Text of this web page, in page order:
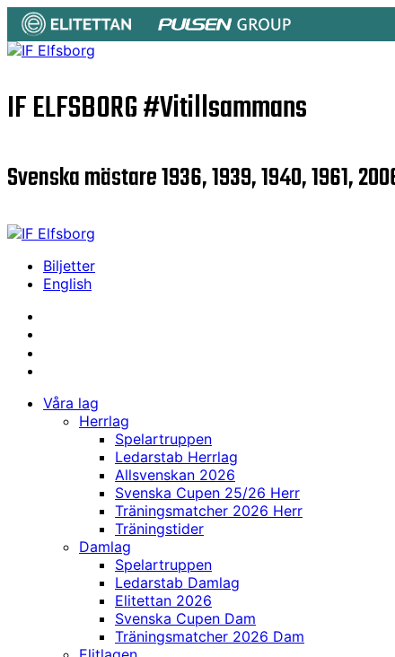
IF ELFSBORG#Vitillsammans
Svenska mästare 1936, 1939, 1940, 1961,
Biljetter
English
Våra lag
Herrlag
Spelartruppen
Ledarstab Herrlag
Allsvenskan 2026
Svenska Cupen 25/26 Herr
Träningsmatcher 2026 Herr
Träningstider
Damlag
Spelartruppen
Ledarstab Damlag
Elitettan 2026
Svenska Cupen Dam
Träningsmatcher 2026 Dam